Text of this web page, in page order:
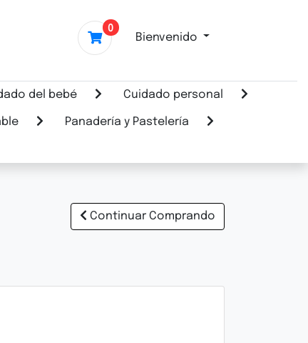
0
Bienvenido
del bebé Cuidado personal
Panadería y Pastelería
Continuar Comprando